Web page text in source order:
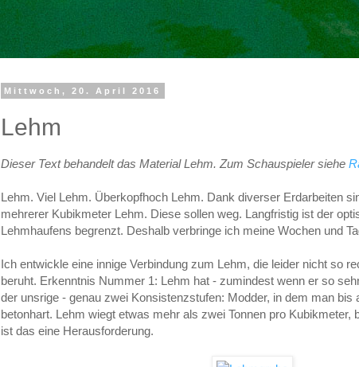
Mittwoch, 20. April 2016
Lehm
Dieser Text behandelt das Material Lehm. Zum Schauspieler siehe
Lehm. Viel Lehm. Überkopfhoch Lehm. Dank diverser Erdarbeiten
mehrerer Kubikmeter Lehm. Diese sollen weg. Langfristig ist der
Lehmhaufens begrenzt. Deshalb verbringe ich meine Wochen und
Ich entwickle eine innige Verbindung zum Lehm, die leider nicht so
beruht. Erkenntnis Nummer 1: Lehm hat - zumindest wenn er so
der unsrige - genau zwei Konsistenzstufen: Modder, in dem man bis
betonhart. Lehm wiegt etwas mehr als zwei Tonnen pro Kubikmeter,
ist das eine Herausforderung.